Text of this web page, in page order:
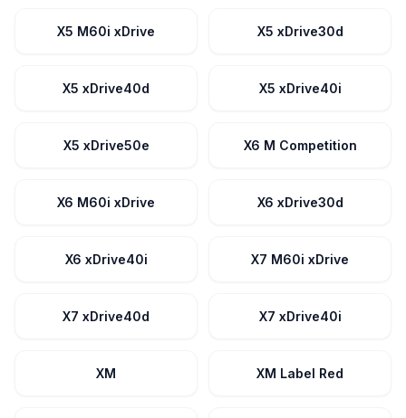
X5 M60i xDrive X5 xDrive30d
X5 xDrive40d X5 xDrive40i
X5 xDrive50e X6 M Competition
X6 M60i xDrive X6 xDrive30d
X6 xDrive40i X7 M60i xDrive
X7 xDrive40d X7 xDrive40i
XM XM Label Red